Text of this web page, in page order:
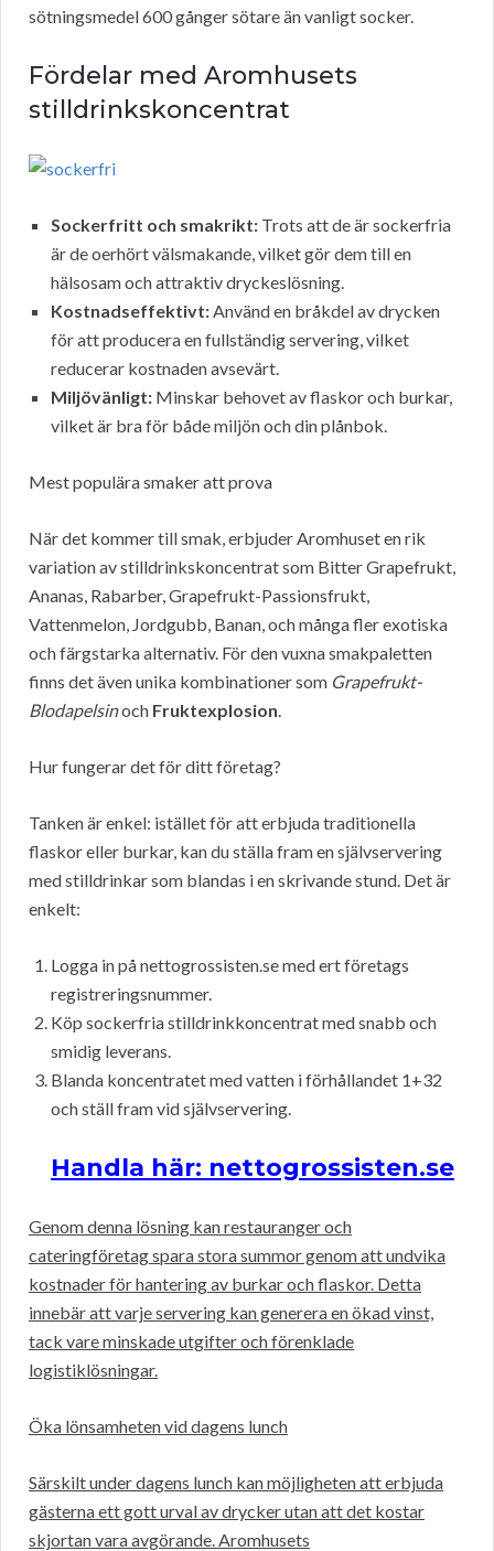
sötningsmedel 600 gånger sötare än vanligt socker.
Fördelar med Aromhusets
stilldrinkskoncentrat
Sockerfritt och smakrikt: Trots att de är sockerfria
är de oerhört välsmakande, vilket gör dem till en
hälsosam och attraktiv dryckeslösning.
Kostnadseffektivt:Använd en bråkdel av drycken
för att producera en fullständig servering, vilket
reducerar kostnaden avsevärt.
Miljövänligt: Minskar behovet av flaskor och burkar,
vilket är bra för både miljön och din plånbok.
Mest populära smaker att prova
När det kommer till smak, erbjuder Aromhuset en rik
variation av stilldrinkskoncentrat som Bitter Grapefrukt,
Ananas, Rabarber, Grapefrukt-Passionsfrukt,
Vattenmelon, Jordgubb, Banan, och många fler exotiska
och färgstarka alternativ. För den vuxna smakpaletten
finns det även unika kombinationer som Grapefrukt-
Blodapelsinoch Fruktexplosion.
Hur fungerar det för ditt företag?
Tanken är enkel: istället för att erbjuda traditionella
flaskor eller burkar, kan du ställa fram en självservering
med stilldrinkar som blandas i en skrivande stund. Det är
enkelt:
Logga in på nettogrossisten.se med ert företags
registreringsnummer.
Köp sockerfria stilldrinkkoncentrat med snabb och
smidig leverans.
Blanda koncentratet med vatten i förhållandet 1+32
och ställ fram vid självservering.
Handla här: nettogrossisten.se
Genom denna lösning kan restauranger och
cateringföretag spara stora summor genom att undvika
kostnader för hantering av burkar och flaskor. Detta
innebär att varje servering kan generera en ökad vinst,
tack vare minskade utgifter och förenklade
logistiklösningar.
Öka lönsamheten vid dagens lunch
Särskilt under dagens lunch kan möjligheten att erbjuda
gästerna ett gott urval av drycker utan att det kostar
skjortan vara avgörande. Aromhusets